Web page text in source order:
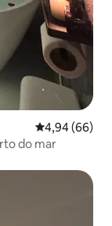
4,94 de uma
4,94 (66)
do mar